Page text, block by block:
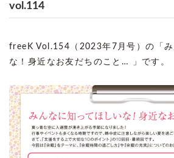
vol.114
freeK Vol.154（2023年7月号）の「
な！身近なお友だちのこと… 」です。